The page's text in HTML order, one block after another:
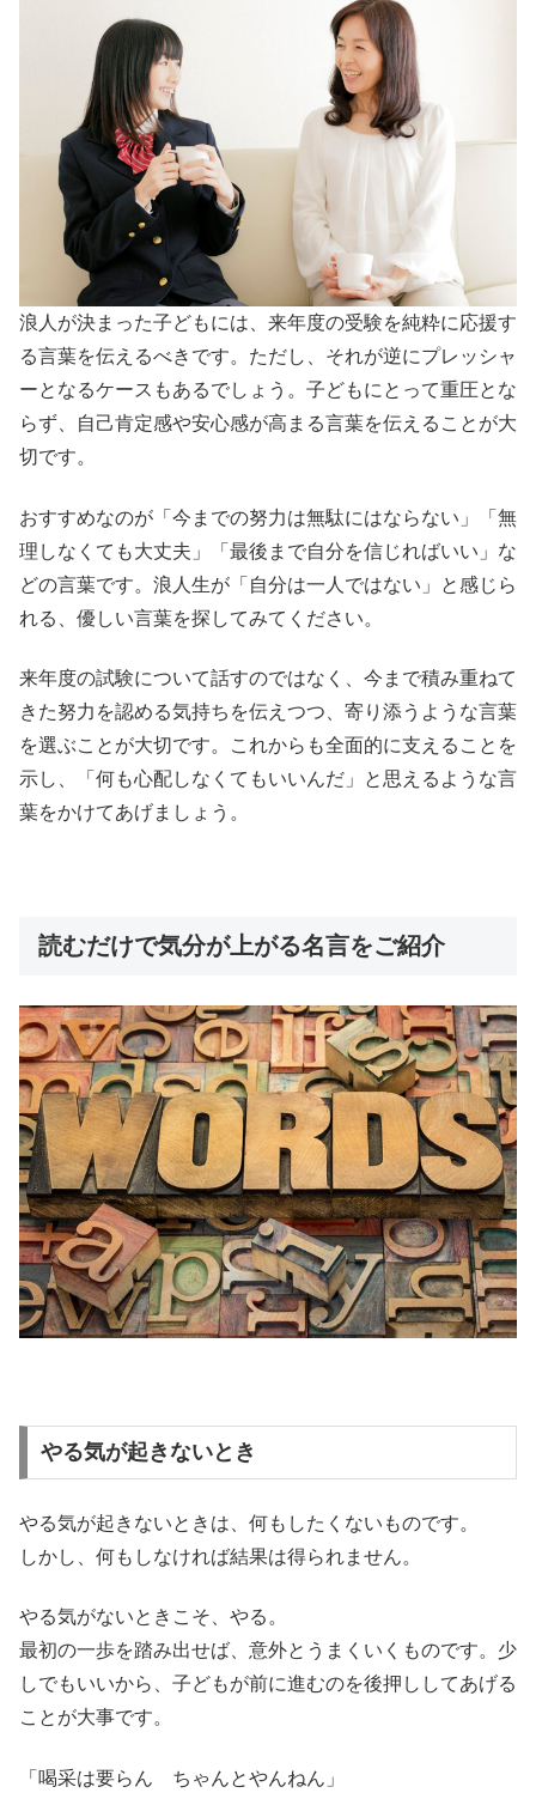
浪人が決まった子どもには、来年度の受験を純粋に応援す
る言葉を伝えるべきです。ただし、それが逆にプレッシャ
ーとなるケースもあるでしょう。子どもにとって重圧とな
らず、自己肯定感や安心感が高まる言葉を伝えることが大
切です。
おすすめなのが「今までの努力は無駄にはならない」「無
理しなくても大丈夫」「最後まで自分を信じればいい」な
どの言葉です。浪人生が「自分は一人ではない」と感じら
れる、優しい言葉を探してみてください。
来年度の試験について話すのではなく、今まで積み重ねて
きた努力を認める気持ちを伝えつつ、寄り添うような言葉
を選ぶことが大切です。これからも全面的に支えることを
示し、「何も心配しなくてもいいんだ」と思えるような言
葉をかけてあげましょう。
読むだけで気分が上がる名言をご紹介
やる気が起きないとき
やる気が起きないときは、何もしたくないものです。
しかし、何もしなければ結果は得られません。
やる気がないときこそ、やる。
最初の一歩を踏み出せば、意外とうまくいくものです。少
しでもいいから、子どもが前に進むのを後押ししてあげる
ことが大事です。
「喝采は要らん ちゃんとやんねん」